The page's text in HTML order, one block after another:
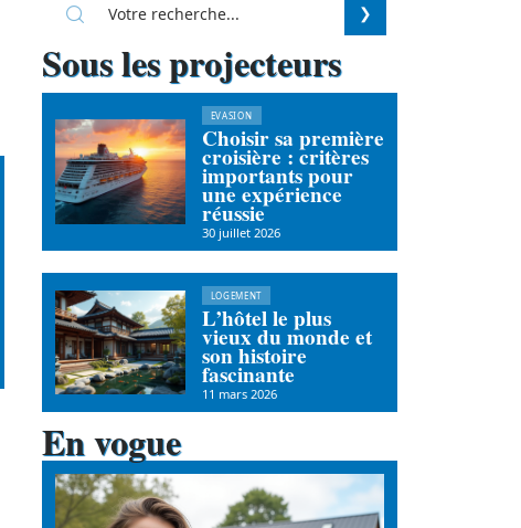
Sous les projecteurs
EVASION
Choisir sa première
croisière : critères
importants pour
une expérience
réussie
30 juillet 2026
LOGEMENT
L’hôtel le plus
vieux du monde et
son histoire
fascinante
11 mars 2026
En vogue